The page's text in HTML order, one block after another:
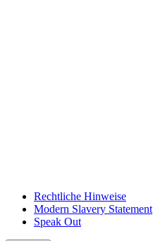
Rechtliche Hinweise
Modern Slavery Statement
Speak Out